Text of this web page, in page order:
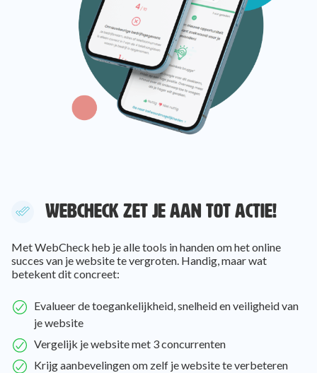
WEBCHECK ZET JE AAN TOT ACTIE!
Met WebCheck heb je alle tools in handen om het online
succes van je website te vergroten. Handig, maar wat
betekent dit concreet:
Evalueer de toegankelijkheid, snelheid en veiligheid van
je website
Vergelijk je website met 3 concurrenten
Krijg aanbevelingen om zelf je website te verbeteren